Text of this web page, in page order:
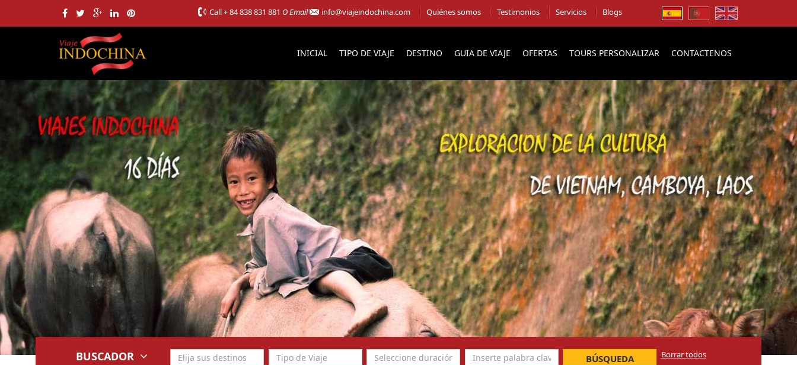
Call+ 84 838 831 881 O Email info@viajeindochina.com Quiénes somos Testimonios Servicios Blogs
INICIAL TIPO DE VIAJE DESTINO GUIA DE VIAJE OFERTAS TOURS PERSONALIZAR CONTACTENOS
BUSCADOR BÚSQUEDA Borrar todos